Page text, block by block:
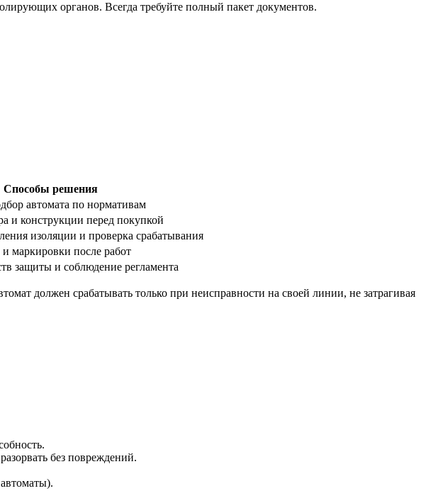
органов. Всегда требуйте полный пакет документов.
Способы решения
автомата по нормативам
и конструкции перед покупкой
изоляции и проверка срабатывания
маркировки после работ
защиты и соблюдение регламента
должен срабатывать только при неисправности на своей линии, не затрагивая
без повреждений.